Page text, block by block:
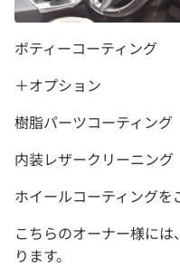
ボティーコーティング
＋オプション
樹脂パーツコーティング
内装レザークリーニング
ホイールコーティングを
こちらのオーナー様に
ります。